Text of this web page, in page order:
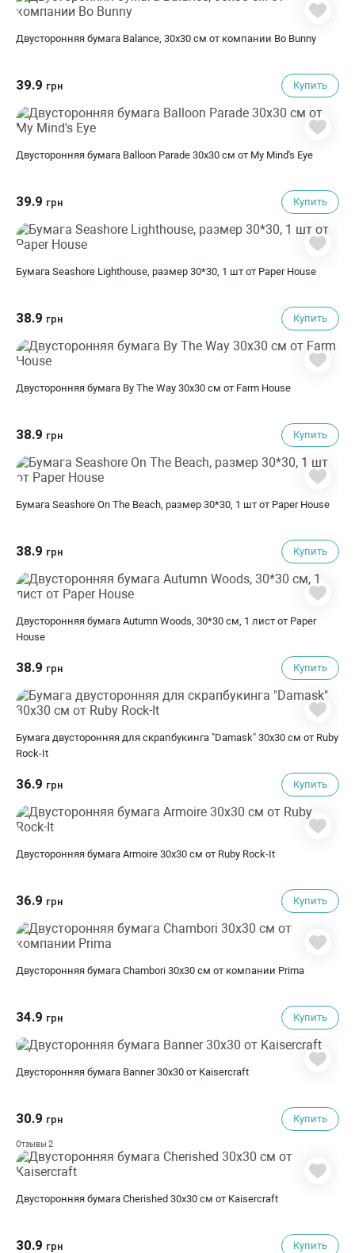
Двусторонняя бумага Balance, 30х30 см от компании Bo Bunny
39.9 грн Купить
Двусторонняя бумага Balloon Parade 30х30 см от My Mind's Eye
39.9 грн Купить
Бумага Seashore Lighthouse, размер 30*30, 1 шт от Paper House
38.9 грн Купить
Двусторонняя бумага By The Way 30х30 см от Farm House
38.9 грн Купить
Бумага Seashore On The Beach, размер 30*30, 1 шт от Paper House
38.9 грн Купить
Двусторонняя бумага Autumn Woods, 30*30 см, 1 лист от Paper
House
38.9 грн Купить
Бумага двусторонняя для скрапбукинга "Damask" 30х30 см от Ruby
Rock-It
36.9 грн Купить
Двусторонняя бумага Armoire 30х30 см от Ruby Rock-It
36.9 грн Купить
Двусторонняя бумага Chambori 30х30 см от компании Prima
34.9 грн Купить
Двусторонняя бумага Banner 30х30 от Kaisercraft
30.9 грн Купить
Отзывы 2
Двусторонняя бумага Cherished 30х30 см от Kaisercraft
30.9 грн Купить